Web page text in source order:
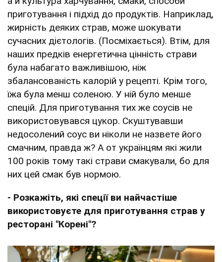
приготування і підхід до продуктів. Наприклад,
жирність деяких страв, може шокувати
сучасних дієтологів. (Посміхається). Втім, для
наших предків енергетична цінність страви
була набагато важливішою, ніж
збалансованість калорій у рецепті. Крім того,
їжа була менш соленою. У ній було менше
спецій. Для приготування тих же соусів не
використовувався цукор. Скуштувавши
недосолений соус ви ніколи не назвете його
смачним, правда ж? А от українцям які жили
100 років тому такі страви смакували, бо для
них цей смак був нормою.
- Розкажіть, які спеції ви найчастіше
використовуєте для приготування страв у
ресторані "Корені"?